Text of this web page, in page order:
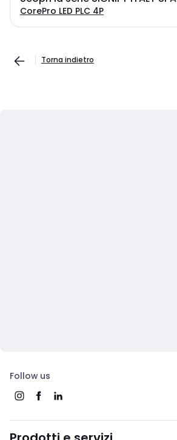
CorePro LED PLC 4P
Torna indietro
Follow us